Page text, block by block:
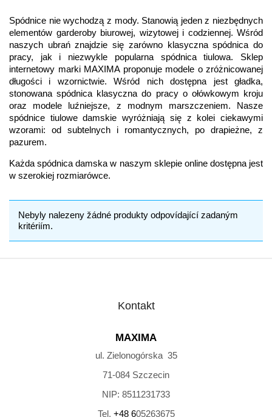
Spódnice nie wychodzą z mody. Stanowią jeden z niezbędnych
elementów garderoby biurowej, wizytowej i codziennej. Wśród
naszych ubrań znajdzie się zarówno klasyczna spódnica do
pracy, jak i niezwykle popularna spódnica tiulowa. Sklep
internetowy marki MAXIMA proponuje modele o zróżnicowanej
długości i wzornictwie. Wśród nich dostępna jest gładka,
stonowana spódnica klasyczna do pracy o ołówkowym kroju
oraz modele luźniejsze, z modnym marszczeniem. Nasze
spódnice tiulowe damskie wyróżniają się z kolei ciekawymi
wzorami: od subtelnych i romantycznych, po drapieżne, z
pazurem.
Każda spódnica damska w naszym sklepie online dostępna jest
w szerokiej rozmiarówce.
Nebyly nalezeny žádné produkty odpovídající zadaným
kritériím.
Kontakt
MAXIMA
ul. Zielonogórska 35
71-084 Szczecin
NIP: 8511231733
Tel. +48 605263675